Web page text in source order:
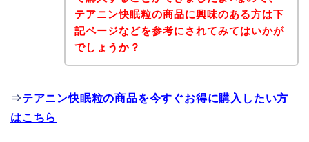
テアニン快眠粒の商品に興味のある方は下
記ページなどを参考にされてみてはいかが
でしょうか？
⇒テアニン快眠粒の商品を今すぐお得に購入したい方
はこちら